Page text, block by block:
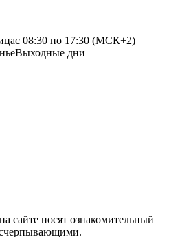
с 08:30 по 17:30 (МСК+2)
Выходные дни
сайте носят ознакомительный